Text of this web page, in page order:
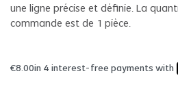
une ligne précise et définie. La
commande est de 1 pièce.
€8.00in 4 interest-free payments with